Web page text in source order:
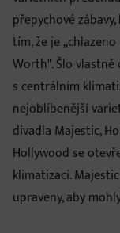
přepychové
tím, že je
Worth". Šlo
s centrálním
nejoblíbenější
divadla Majestic,
Hollywood se
klimatizací.
upraveny, aby